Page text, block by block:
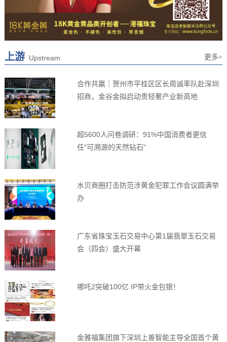
上游Upstream 更多+
合作共赢｜贺州市平桂区区长周诚率队赴深圳
招商，金谷金拟启动贵轻奢产业新高地
超5600人问卷调研：91%中国消费者更信
任"可溯源的天然钻石"
水贝商圈打击防范涉黄金犯罪工作会议圆满举
办
广东省珠宝玉石交易中心第1届翡翠玉石交易
会（四会）盛大开幕
哪吒2突破100亿 IP带火金包银！
金雅福集团旗下深圳上善智能主导全国首个黄